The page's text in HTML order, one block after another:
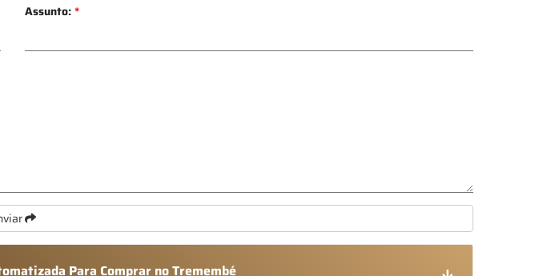
Assunto:*
Para Comprar no Tremembé